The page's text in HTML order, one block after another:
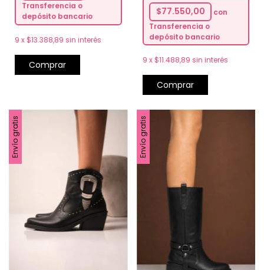
Transferencia o
depósito bancario
9 x $13.388,89 sin interés
Comprar
$77.550,00
con
Transferencia o
depósito bancario
9 x $11.488,89 sin interés
Comprar
Envío gratis Envío gratis